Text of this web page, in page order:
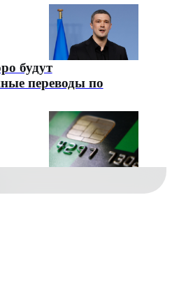
будут
переводы по